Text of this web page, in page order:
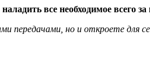
все необходимое всего за
передачами, но и откроете для